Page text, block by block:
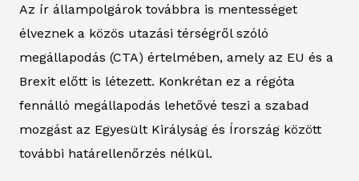
Az ír állampolgárok továbbra is mentességet
élveznek a közös utazási térségről szóló
megállapodás (CTA) értelmében, amely az EU és a
Brexit előtt is létezett. Konkrétan ez a régóta
fennálló megállapodás lehetővé teszi a szabad
mozgást az Egyesült Királyság és Írország között
további határellenőrzés nélkül.